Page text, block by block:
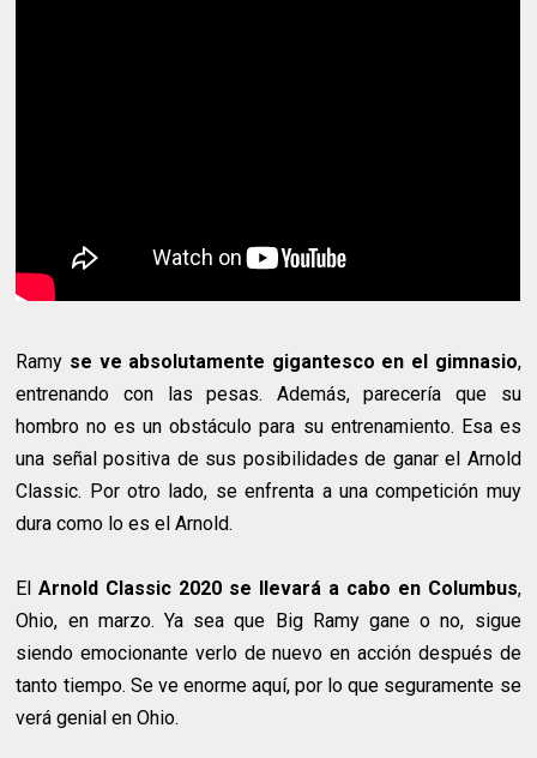
Ramy se ve absolutamente gigantesco en el gimnasio,
entrenando con las pesas. Además, parecería que su
hombro no es un obstáculo para su entrenamiento. Esa es
una señal positiva de sus posibilidades de ganar el Arnold
Classic. Por otro lado, se enfrenta a una competición muy
dura como lo es el Arnold.
ElArnold Classic 2020 se llevará a cabo en Columbus,
Ohio, en marzo. Ya sea que Big Ramy gane o no, sigue
siendo emocionante verlo de nuevo en acción después de
tanto tiempo. Se ve enorme aquí, por lo que seguramente se
verá genial en Ohio.